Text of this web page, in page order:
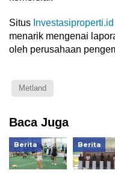
Situs Investasiproperti.id
menarik mengenai
oleh perusahaan
Metland
Baca Juga
Berita Berita